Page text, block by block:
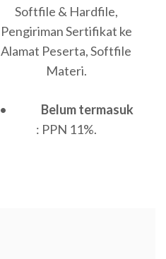
Softfile & Hardfile,
Pengiriman Sertifikat ke
Alamat Peserta, Softfile
Materi.
• Belum termasuk
: PPN 11%.